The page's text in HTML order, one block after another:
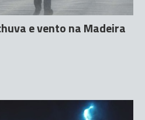
e vento na Madeira